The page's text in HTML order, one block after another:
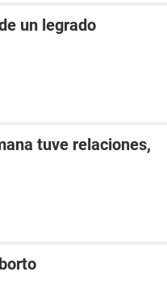
un legrado
tuve relaciones,